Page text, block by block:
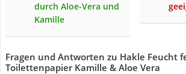
durch Aloe-Vera und
Kamille
Fragen und Antworten zu Hakle Feucht
Toilettenpapier Kamille & Aloe Vera